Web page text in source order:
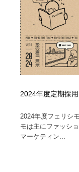
2024年度定期採
2024年度フェリシ
モは主にファッシ
マーケティン...